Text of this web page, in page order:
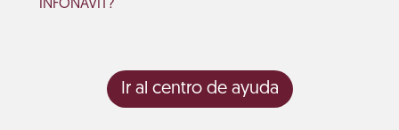
INFONAVIT?
Ir al centro de ayuda